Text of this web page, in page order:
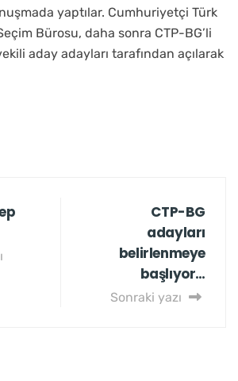
yaptılar. Cumhuriyetçi Türk
Bürosu, daha sonra CTP-BG’li
aday adayları tarafından açılarak
CTP-BG
adayları
belirlenmeye
başlıyor…
Sonraki yazı